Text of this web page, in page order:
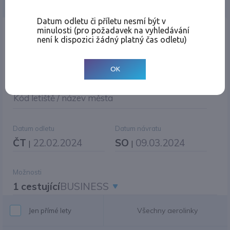
Místo odletu
Kód letiště / název města
Datum odletu
ČT | 22.02.2024
Datum návratu
SO | 09.03.2024
Možnosti
1 cestujícíBUSINESS
Jen přímé lety Všechny aerolinky
Datum odletu či příletu nesmí být v
minulosti (pro požadavek na vyhledávání
není k dispozici žádný platný čas odletu)
OK